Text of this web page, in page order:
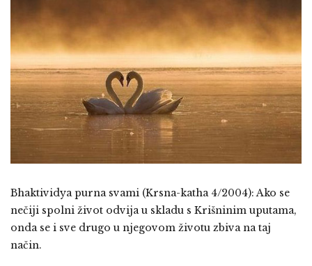
Bhaktividya purna svami (Krsna-katha 4/2004): Ako se
nečiji spolni život odvija u skladu s Krišninim uputama,
onda se i sve drugo u njegovom životu zbiva na taj
način.